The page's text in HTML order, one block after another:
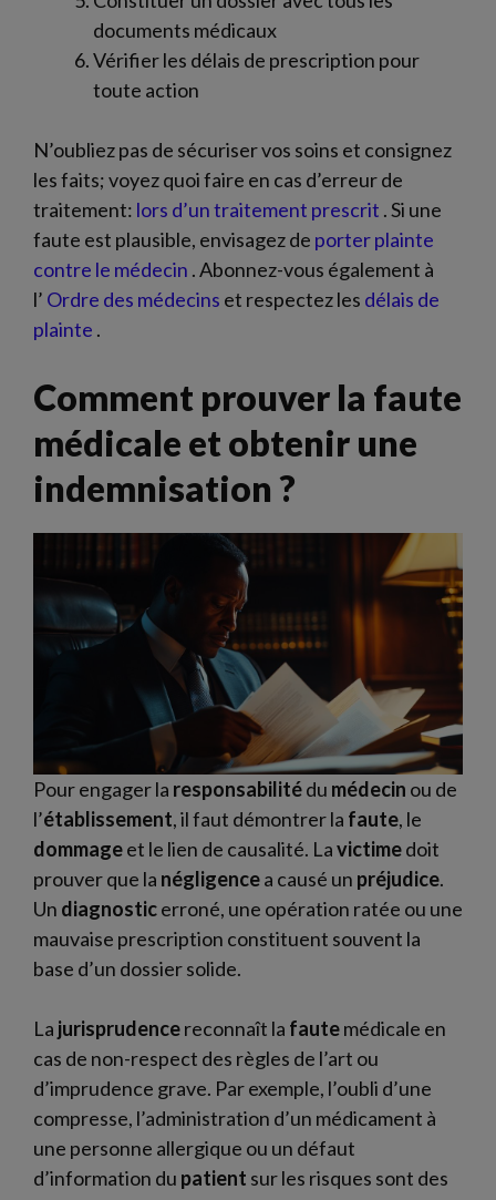
documents médicaux
Vérifier les délais de prescription pour
toute action
N’oubliez pas de sécuriser vos soins et consignez
les faits; voyez quoi faire en cas d’erreur de
traitement: lors d’un traitement prescrit . Si une
faute est plausible, envisagez de porter plainte
contre le médecin . Abonnez-vous également à
l’ Ordre des médecins et respectez les délais de
plainte .
Comment prouver la faute
médicale et obtenir une
indemnisation ?
Pour engager la responsabilitédu médecin ou de
l’établissement, il faut démontrer la faute, le
dommageet le lien de causalité. Lavictimedoit
prouver que la négligencea causé un préjudice.
Un diagnosticerroné, une opération ratée ou une
mauvaise prescription constituent souvent la
base d’un dossier solide.
La jurisprudencereconnaît la fautemédicale en
cas de non-respect des règles de l’art ou
d’imprudence grave. Par exemple, l’oubli d’une
compresse, l’administration d’un médicament à
une personne allergique ou un défaut
d’information du patient sur les risques sont des